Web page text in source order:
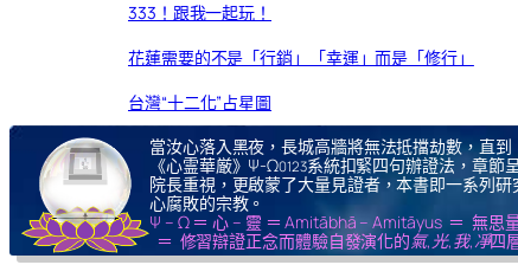
333！跟我一起玩！
花蓮需要的不是「行銷」「幸運」而是「修行」
台灣“十二化”占星圖
當汝心落入黑夜，長城高牆將無法抵擋劫數，直
《心霊華厳》Ψ-Ω0123系統扣緊四句辦證法，章節
院長重視，更啟蒙了大量見證者，本書即一系列
心腐敗的宗教。
Ψ – Ω ＝ 心 – 靈 ＝ Amitābhā – Amitāyus ＝ 無思
＝ 修習辯證正念而體驗自發演化的氣,光,我,凈四